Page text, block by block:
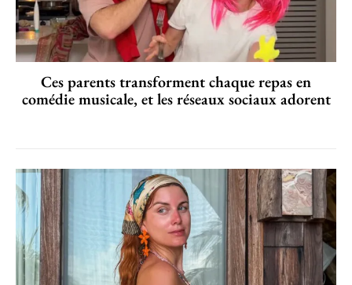
Ces parents transforment chaque repas en
comédie musicale, et les réseaux sociaux adorent